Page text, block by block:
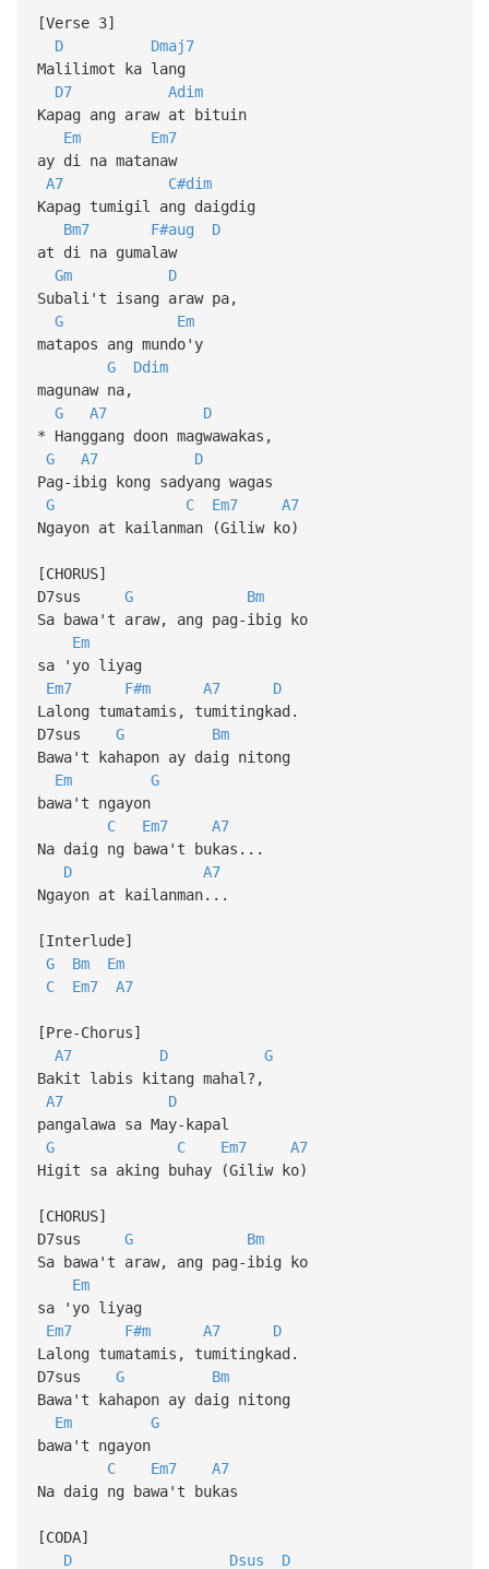
[Verse 3]
D
Dmaj7
Malilimot ka lang
D7
Adim
Kapag ang araw at bituin
Em
Em7
ay di na matanaw
A7
C#dim
Kapag tumigil ang daigdig
Bm7
F#aug
D
at di na gumalaw
Gm
D
Subali't isang araw pa,
G
Em
matapos ang mundo'y
G
Ddim
magunaw na,
G
A7
D
* Hanggang doon magwawakas,
G
A7
D
Pag-ibig kong sadyang wagas
G
C Em7
A7
Ngayon at kailanman (Giliw ko)
[CHORUS]
D7sus G
Bm
Sa bawa't araw, ang pag-ibig ko
Em
sa 'yo liyag
Em7
F#m A7
D
Lalong tumatamis, tumitingkad.
D7sus G
Bm
Bawa't kahapon ay daig nitong
Em
G
bawa't ngayon
C
Em7
A7
Na daig ng bawa't bukas...
D
A7
Ngayon at kailanman...
[Interlude]
G
Bm
Em
C
Em7 A7
[Pre-Chorus]
A7
D
G
Bakit labis kitang mahal?,
A7
D
pangalawa sa May-kapal
G
C Em7
A7
Higit sa aking buhay (Giliw ko)
[CHORUS]
D7sus G
Bm
Sa bawa't araw, ang pag-ibig ko
Em
sa 'yo liyag
Em7
F#m A7
D
Lalong tumatamis, tumitingkad.
D7sus G
Bm
Bawa't kahapon ay daig nitong
Em
G
bawa't ngayon
C
Em7
A7
Na daig ng bawa't bukas
[CODA]
D
Dsus D